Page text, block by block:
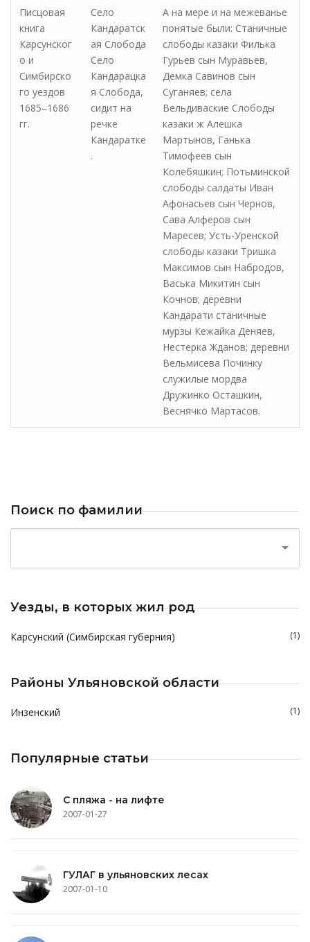
Писцовая
книга
Карсунског
о и
Симбирско
го уездов
1685–1686
гг.
Село
Кандаратск
ая Слобода
Село
Кандарацка
я Слобода,
сидит на
речке
Кандаратке
.
А на мере и на межеванье
понятые были: Станичные
слободы казаки Филька
Гурьев сын Муравьев,
Демка Савинов сын
Суганяев; села
Вельдиваские Слободы
казаки ж Алешка
Мартынов, Ганька
Тимофеев сын
Колебяшкин; Потьминской
слободы салдаты Иван
Афонасьев сын Чернов,
Сава Алферов сын
Маресев; Усть-Уренской
слободы казаки Тришка
Максимов сын Набродов,
Васька Микитин сын
Кочнов; деревни
Кандарати станичные
мурзы Кежайка Деняев,
Нестерка Жданов; деревни
Вельмисева Починку
служилые мордва
Дружинко Осташкин,
Веснячко Мартасов.
Поиск по фамилии
Уезды, в которых жил род
Карсунский (Симбирская губерния) (1)
Районы Ульяновской области
Инзенский (1)
Популярные статьи
С пляжа - на лифте
2007-01-27
ГУЛАГ в ульяновских лесах
2007-01-10